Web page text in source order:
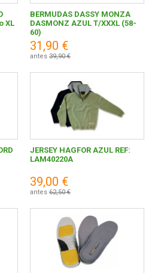
21
25
XL
BERMUDAS DASSY MONZA
DASMONZ AZUL T/XXXL (58-
60)
31,90 €
antes 39,90 €
JERSEY HAGFOR AZUL REF:
LAM40220A
39,00 €
antes 62,50 €
GUÍAS
ENVÍOS
DE PAGO